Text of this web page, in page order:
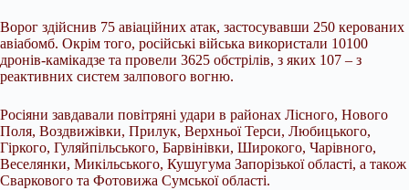
Ворог здійснив 75 авіаційних атак, застосувавши 250 керованих
авіабомб. Окрім того, російські війська використали 10100
дронів-камікадзе та провели 3625 обстрілів, з яких 107 – з
реактивних систем залпового вогню.
Росіяни завдавали повітряні удари в районах Лісного, Нового
Поля, Воздвижівки, Прилук, Верхньої Терси, Любицького,
Гіркого, Гуляйпільського, Барвінівки, Широкого, Чарівного,
Веселянки, Микільського, Кушугума Запорізької області, а також
Сваркового та Фотовижа Сумської області.